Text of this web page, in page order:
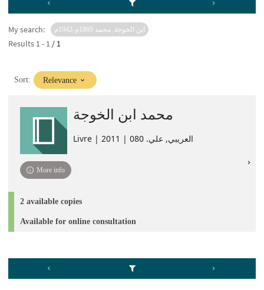
My search: ابن الخوجة, محمد 1869م-1942م
Results 1 - 1 / 1
Sort: (Immediate
update)
Relevance
محمد ابن الخوجة
Livre | العريبي, علي. 080 | 2011
More info
2 available copies
Available for online consultation